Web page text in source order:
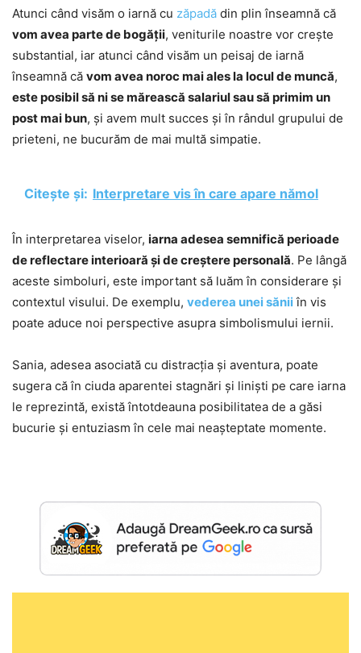
Atunci când visăm o iarnă cu zăpadă din plin înseamnă că
vom avea parte de bogății, veniturile noastre vor crește
substantial, iar atunci când visăm un peisaj de iarnă
înseamnă că vom avea noroc mai ales la locul de muncă,
este posibil să ni se mărească salariul sau să primim un
post mai bun, și avem mult succes și în rândul grupului de
prieteni, ne bucurăm de mai multă simpatie.
Citește și: Interpretare vis în care apare nămol
În interpretarea viselor, iarna adesea semnifică perioade
de reflectare interioară și de creștere personală. Pe lângă
aceste simboluri, este important să luăm în considerare și
contextul visului. De exemplu, vederea unei săniiîn vis
poate aduce noi perspective asupra simbolismului iernii.
Sania, adesea asociată cu distracția și aventura, poate
sugera că în ciuda aparentei stagnări și liniști pe care iarna
le reprezintă, există întotdeauna posibilitatea de a găsi
bucurie și entuziasm în cele mai neașteptate momente.